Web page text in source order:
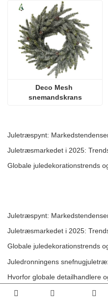
Deco Mesh
snemandskrans